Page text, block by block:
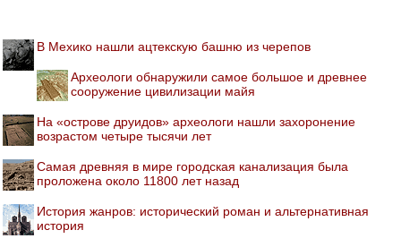
В Мехико нашли ацтекскую башню из черепов
Археологи обнаружили самое большое и древнее
сооружение цивилизации майя
На «острове друидов» археологи нашли захоронение
возрастом четыре тысячи лет
Самая древняя в мире городская канализация была
проложена около 11800 лет назад
История жанров: исторический роман и альтернативная
история